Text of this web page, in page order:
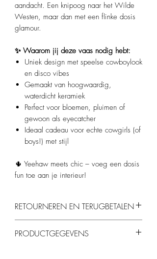
aandacht. Een knipoog naar het Wilde
Westen, maar dan met een flinke dosis
glamour.
✨ Waarom jij deze vaas nodig hebt:
Uniek design met speelse cowboylook
en disco vibes
Gemaakt van hoogwaardig,
waterdicht keramiek
Perfect voor bloemen, pluimen of
gewoon als eyecatcher
Ideaal cadeau voor echte cowgirls (of
boys!) met stijl
🌵 Yeehaw meets chic – voeg een dosis
fun toe aan je interieur!
RETOURNEREN EN TERUGBETALEN
retourneren, mits ze ongebruikt en in de
PRODUCTGEGEVENS